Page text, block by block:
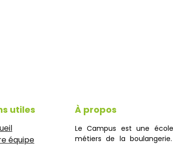
utiles
équipe
À propos
Le Campus est une
métiers de la